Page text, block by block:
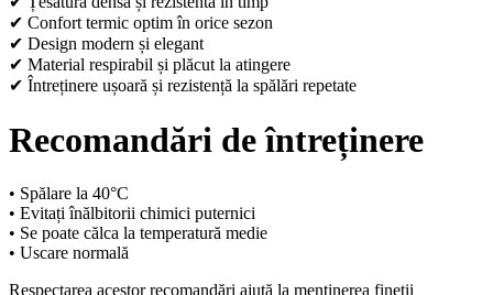
✔ Confort termic optim în orice sezon
✔ Design modern și elegant
✔ Material respirabil și plăcut la atingere
✔ Întreținere ușoară și rezistență la spălări repetate
Recomandări de întreținere
• Spălare la 40°C
• Evitați înălbitorii chimici puternici
• Se poate călca la temperatură medie
• Uscare normală
Respectarea acestor recomandări ajută la menținerea fineții